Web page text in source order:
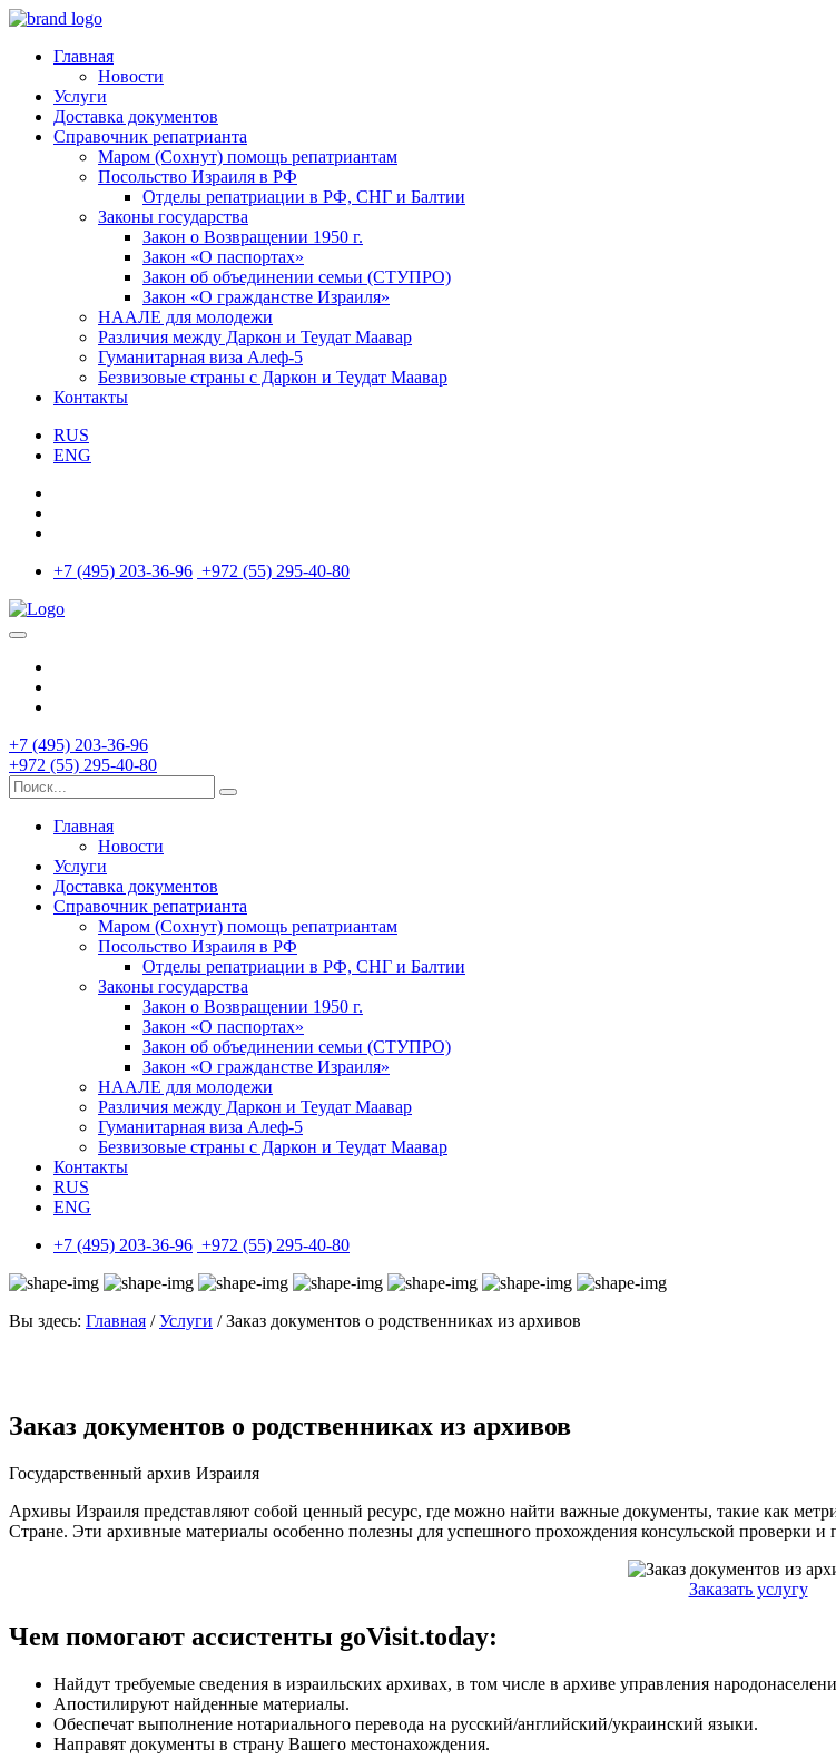
Главная
Новости
Услуги
Доставка документов
Справочник репатрианта
Маром (Сохнут) помощь репатриантам
Посольство Израиля в РФ
Отделы репатриации в РФ, СНГ и Балтии
Законы государства
Закон о Возвращении 1950 г.
Закон «О паспортах»
Закон об объединении семьи (СТУПРО)
Закон «О гражданстве Израиля»
НААЛЕ для молодежи
Различия между Даркон и Теудат Маавар
Гуманитарная виза Алеф-5
Безвизовые страны с Даркон и Теудат Маавар
Контакты
RUS
ENG
+7 (495) 203-36-96 +972 (55) 295-40-80
+7 (495) 203-36-96
+972 (55) 295-40-80
Главная
Новости
Услуги
Доставка документов
Справочник репатрианта
Маром (Сохнут) помощь репатриантам
Посольство Израиля в РФ
Отделы репатриации в РФ, СНГ и Балтии
Законы государства
Закон о Возвращении 1950 г.
Закон «О паспортах»
Закон об объединении семьи (СТУПРО)
Закон «О гражданстве Израиля»
НААЛЕ для молодежи
Различия между Даркон и Теудат Маавар
Гуманитарная виза Алеф-5
Безвизовые страны с Даркон и Теудат Маавар
Контакты
RUS
ENG
+7 (495) 203-36-96 +972 (55) 295-40-80
Вы здесь: Главная /Услуги / Заказ документов о родственниках из архивов
Заказ документов о родственниках из архивов
Государственный архив Израиля
Архивы Израиля представляют собой ценный ресурс, где можно найти важные документы, такие как
Стране. Эти архивные материалы особенно полезны для успешного прохождения консульской проверки и
Заказать услугу
Чем помогают ассистенты goVisit.today:
Найдут требуемые сведения в израильских архивах, в том числе в архиве управления
Апостилируют найденные материалы.
Обеспечат выполнение нотариального перевода на русский/английский/украинский языки.
Направят документы в страну Вашего местонахождения.